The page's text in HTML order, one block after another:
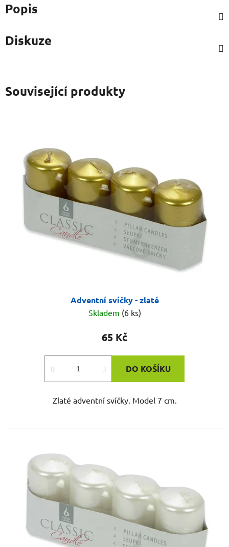
Popis
Diskuze
Související produkty
Adventní svíčky - zlaté
Skladem (6 ks)
65 Kč
DO KOŠÍKU
Zlaté adventní svíčky. Model 7 cm.